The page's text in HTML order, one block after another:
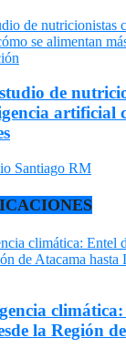
de
artificial
la Región